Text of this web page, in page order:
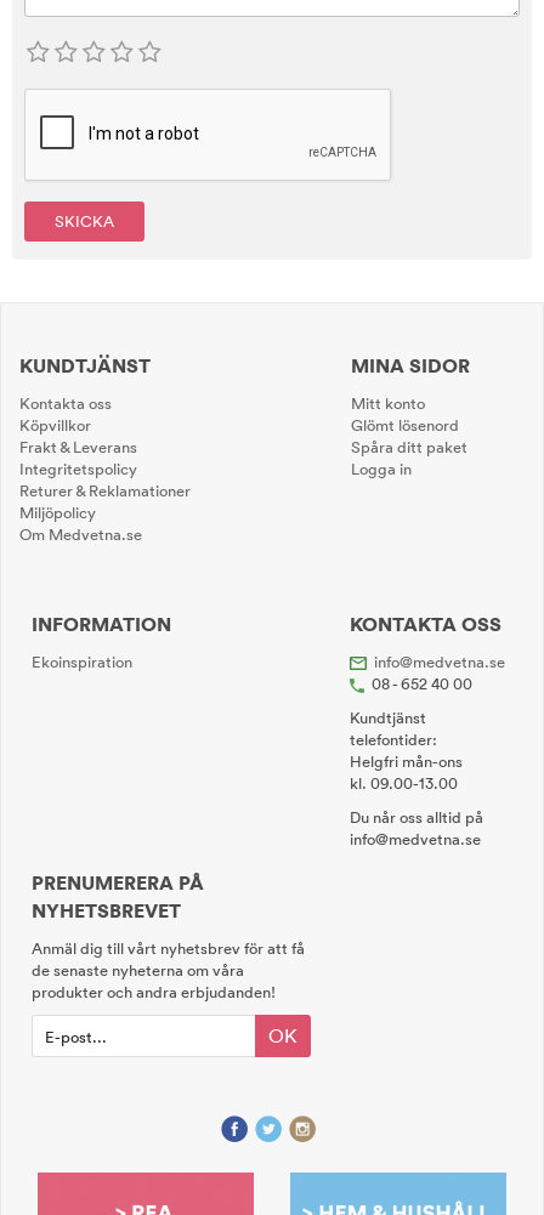
SKICKA
KUNDTJÄNST
Kontakta oss
Köpvillkor
Frakt & Leverans
Integritetspolicy
Returer & Reklamationer
Miljöpolicy
Om Medvetna.se
MINA SIDOR
Mitt konto
Glömt lösenord
Spåra ditt paket
Logga in
INFORMATION
Ekoinspiration
KONTAKTA OSS
info@medvetna.se
08 - 652 40 00
Kundtjänst
telefontider:
Helgfri mån-ons
kl. 09.00-13.00
Du når oss alltid på
info@medvetna.se
PRENUMERERA PÅ
NYHETSBREVET
Anmäl dig till vårt nyhetsbrev för att få
de senaste nyheterna om våra
produkter och andra erbjudanden!
OK